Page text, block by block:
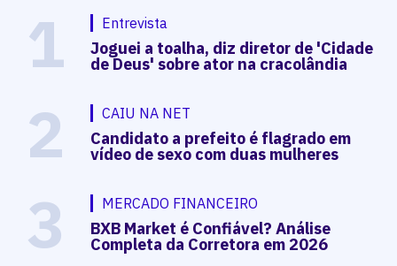
1 Entrevista
Joguei a toalha, diz diretor de 'Cidade
de Deus' sobre ator na cracolândia
2 CAIU NA NET
Candidato a prefeito é flagrado em
vídeo de sexo com duas mulheres
3 MERCADO FINANCEIRO
BXB Market é Confiável? Análise
Completa da Corretora em 2026